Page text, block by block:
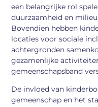
een belangrijke rol
duurzaamheid en
Bovendien hebben
locaties voor sociale
achtergronden
gezamenlijke
gemeenschapsband
De invloed van
gemeenschap en het